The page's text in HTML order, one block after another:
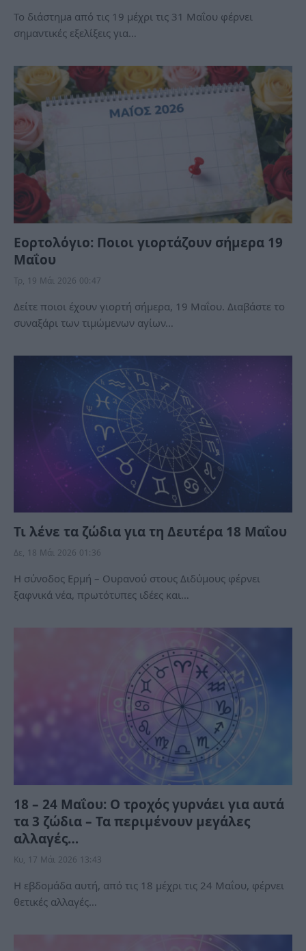
To διάστημa από τις 19 μέχρι τις 31 Μαΐου φέρνει
σημαντικές εξελίξεις για…
Εορτολόγιο: Ποιοι γιορτάζουν σήμερα 19
Μαΐου
Τρ, 19 Μάι 2026 00:47
Δείτε ποιοι έχουν γιορτή σήμερα, 19 Μαΐου. Διαβάστε το
συναξάρι των τιμώμενων αγίων…
Τι λένε τα ζώδια για τη Δευτέρα 18 Μαΐου
Δε, 18 Μάι 2026 01:36
Η σύνοδος Ερμή – Ουρανού στους Διδύμους φέρνει
ξαφνικά νέα, πρωτότυπες ιδέες και…
18 – 24 Μαΐου: Ο τροχός γυρνάει για αυτά
τα 3 ζώδια – Τα περιμένουν μεγάλες
αλλαγές…
Κυ, 17 Μάι 2026 13:43
Η εβδομάδα αυτή, από τις 18 μέχρι τις 24 Μαΐου, φέρνει
θετικές αλλαγές…